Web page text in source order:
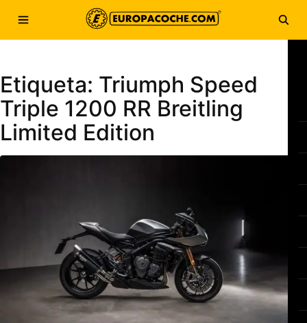
Saltar al contenido
Abrir menú
Etiqueta: Triumph Speed
Triple 1200 RR Breitling
Limited Edition